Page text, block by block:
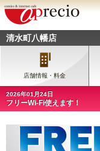
清水町八幡店
店舗情報・料金
2026年01月24日
フリーWi-Fi使えます！